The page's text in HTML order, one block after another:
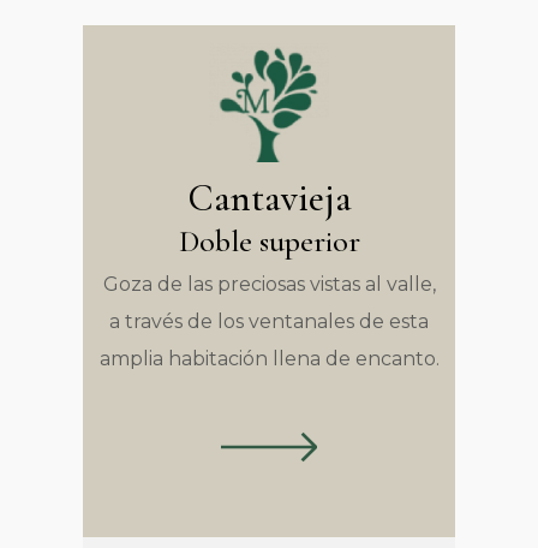
Cantavieja
Doble superior
Goza de las preciosas vistas al valle,
a través de los ventanales de esta
amplia habitación llena de encanto.